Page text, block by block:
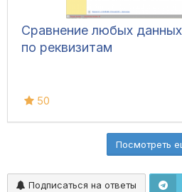
Сравнение любых
по реквизитам
50
Посмотреть
Подписаться на ответы